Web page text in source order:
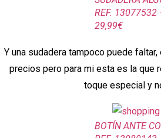
REF. 13077532
29,99€
Y una sudadera tampoco puede
precios pero para mi esta es la que
toque especial y
BOTÍN ANTE